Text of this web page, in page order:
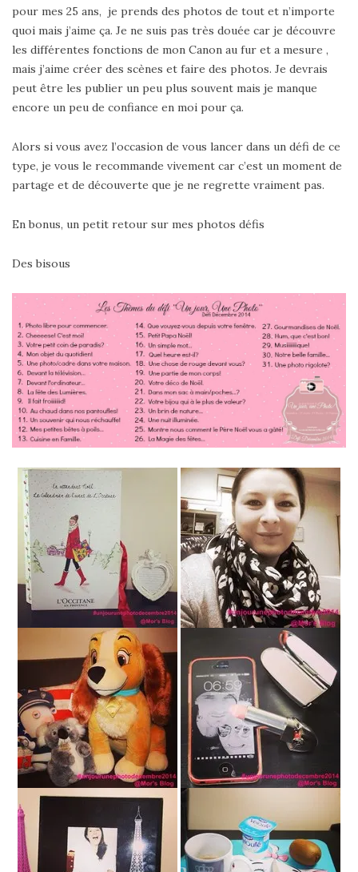
pour mes 25 ans, je prends des photos de tout et n’importe
quoi mais j’aime ça. Je ne suis pas très douée car je découvre
les différentes fonctions de mon Canon au fur et a mesure ,
mais j’aime créer des scènes et faire des photos. Je devrais
peut être les publier un peu plus souvent mais je manque
encore un peu de confiance en moi pour ça.
Alors si vous avez l’occasion de vous lancer dans un défi de ce
type, je vous le recommande vivement car c’est un moment de
partage et de découverte que je ne regrette vraiment pas.
En bonus, un petit retour sur mes photos défis
Des bisous